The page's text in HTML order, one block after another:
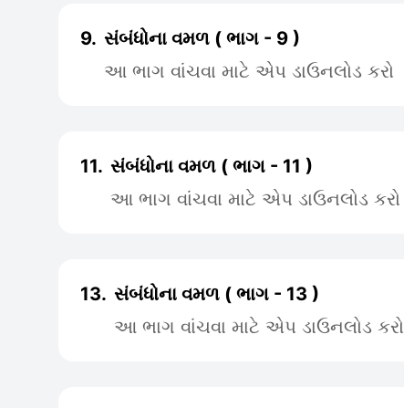
9. સંબંધોના વમળ ( ભાગ - 9 )
આ ભાગ વાંચવા માટે એપ ડાઉનલોડ કરો
11. સંબંધોના વમળ ( ભાગ - 11 )
આ ભાગ વાંચવા માટે એપ ડાઉનલોડ કરો
13. સંબંધોના વમળ ( ભાગ - 13 )
આ ભાગ વાંચવા માટે એપ ડાઉનલોડ કરો